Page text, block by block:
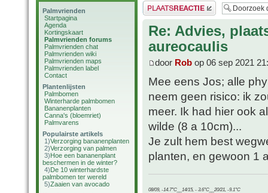
Palmvrienden
Startpagina
Agenda
Kortingskaart
Palmvrienden forums
Palmvrienden chat
Palmvrienden wiki
Palmvrienden maps
Palmvrienden label
Contact
Plantenlijsten
Palmbomen
Winterharde palmbomen
Bananenplanten
Canna's (bloemriet)
Palmvarens
Populairste artikels
1)Verzorging bananenplanten
2)Verzorging van palmen
3)Hoe een bananenplant
beschermen in de winter?
4)De 10 winterhardste
palmbomen ter wereld
5)Zaaien van avocado
Plaats een reactie
Re: Advies,
aureocaulis
door Rob op 06 sep 2021
Mee eens Jos; alle
neem geen risico: ik
meer. Ik had hier ook
wilde (8 a 10cm)...
Je zult hem best
planten, en gewoon 1
08/09, -14.7°C__14/15, - 3.6°C__20/21, -9.1°C